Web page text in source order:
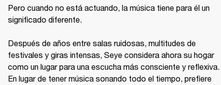
Pero cuando no está actuando, la música tiene para él un
significado diferente.
Después de años entre salas ruidosas, multitudes de
festivales y giras intensas, Seye considera ahora su hogar
como un lugar para una escucha más consciente y reflexiva.
En lugar de tener música sonando todo el tiempo, prefiere